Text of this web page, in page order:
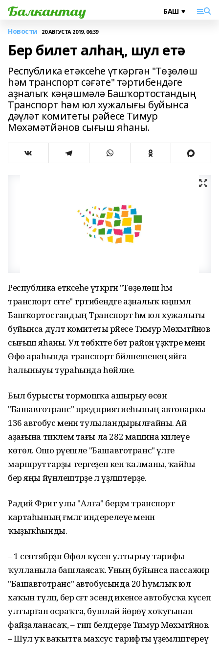
Новости 20 АВГУСТА 2019, 06:39
Бер билет алһаң, шул етә
Республика етәксеһе үткәргән "Төҙөлөш
һәм транспорт сәғәте" тәртибендәге
аҙналыҡ кәңәшмәлә Башҡортостандың
Транспорт һәм юл хужалығы буйынса
дәүләт комитеты рәйесе Тимур
Мөхәмәтйәнов сығыш яһаны.
Республика етәксеһе үткәргән "Төҙөлөш һәм
транспорт сәғәте" тәртибендәге аҙналыҡ кәңәшмәлә
Башҡортостандың Транспорт һәм юл хужалығы
буйынса дәүләт комитеты рәйесе Тимур Мөхәмәтйәнов
сығыш яһаны. Ул төбәктәге бөтә район үҙәктәре менән
Өфө араһында транспорт бәйләнешенең яйға
һалыныуы тураһында һөйләне.
Был бурысты тормошҡа ашырыу өсөн
"Башавтотранс" предприятиеһының автопаркы
136 автобус менән тулыландырылғайны. Ай
аҙағына тиклем тағы ла 282 машина килеүе
көтөлә. Ошо рәүешле "Башавтотранс" әүәлге
маршруттарҙы тергеҙеп кенә ҡалманы, ҡайһы
бер яңы йүнәлештәрҙе лә үҙләштерҙе.
Радий Фәрит улы "Алға" берҙәм транспорт
картаһының ғәмәлгә индерелеүе менән
ҡыҙыҡһынды.
– 1 сентябрҙән Өфөлә күсеп ултырыу тарифы
ҡулланыла башлаясаҡ. Уның буйынса пассажир
"Башавтотранс" автобусында 20 һумлыҡ юл
хаҡын түләп, бер сәғәт эсендә икенсе автобусҡа күсеп
ултырған осраҡта, бушлай йөрөү хоҡуғынан
файҙаланасаҡ, – тип белдерҙе Тимур Мөхәмәтйәнов.
– Шул уҡ ваҡытта махсус тарифты әүҙемләштереү